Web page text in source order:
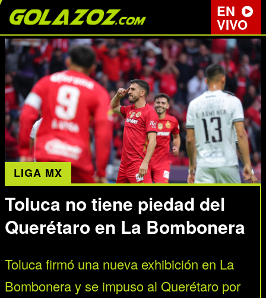
EN
VIVO
LIGA MX
Toluca no tiene piedad del
Querétaro en La Bombonera
Toluca firmó una nueva exhibición en La
Bombonera y se impuso al Querétaro por